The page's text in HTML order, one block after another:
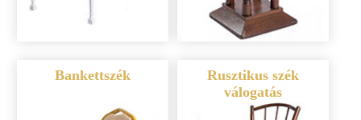
Bankettszék
Rusztikus szék
válogatás